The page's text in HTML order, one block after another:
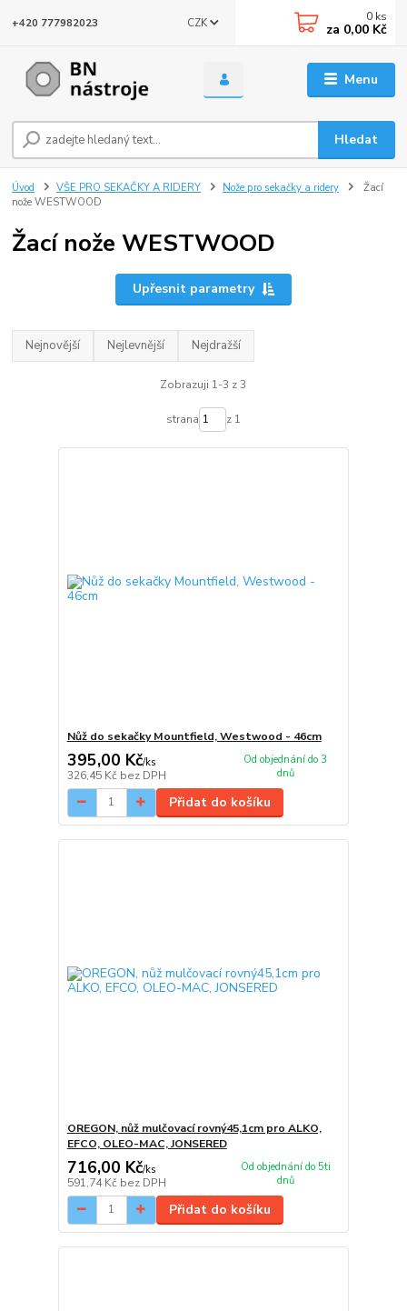
Menu
CZK
Hledat
+420 777982023 0 ks
za 0,00 Kč
Úvod VŠE PRO SEKAČKY A RIDERY Nože pro sekačky a ridery
Žací
nože WESTWOOD
Žací nože WESTWOOD
Upřesnit parametry
Nejnovější Nejlevnější Nejdražší
Zobrazuji 1-3 z 3
strana z 1
Nůž do sekačky Mountfield, Westwood - 46cm
395,00 Kč/ks
326,45 Kč bez DPH
Od objednání do 3
dnů
Přidat do košíku
OREGON, nůž mulčovací rovný45,1cm pro ALKO,
EFCO, OLEO-MAC, JONSERED
716,00 Kč/ks
591,74 Kč bez DPH
Od objednání do 5ti
dnů
Přidat do košíku